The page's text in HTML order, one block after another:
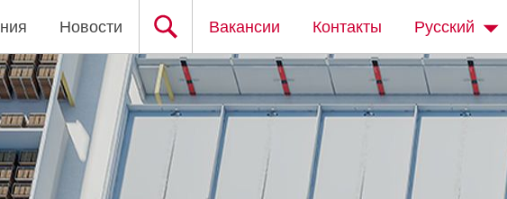
Новости Вакансии Контакты Русский